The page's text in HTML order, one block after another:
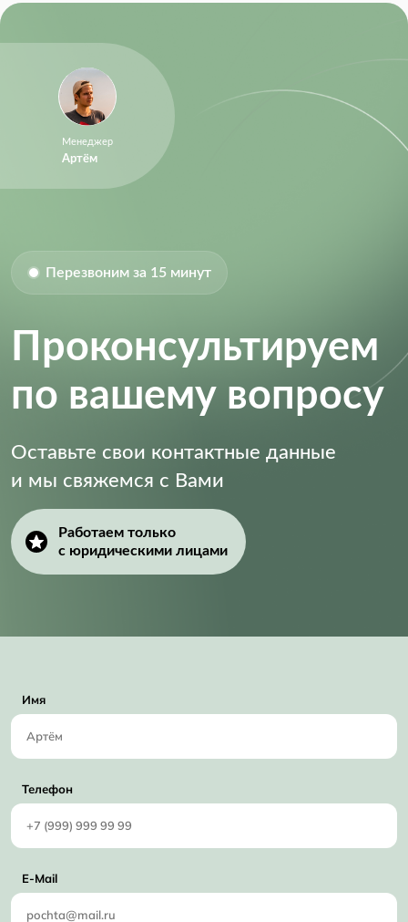
Менеджер
Артём
Перезвоним за 15 минут
Проконсультируем
по вашему вопросу
Оставьте свои контактные данные
и мы свяжемся с Вами
Работаем только
с юридическими лицами
Имя
Телефон
E-Mail